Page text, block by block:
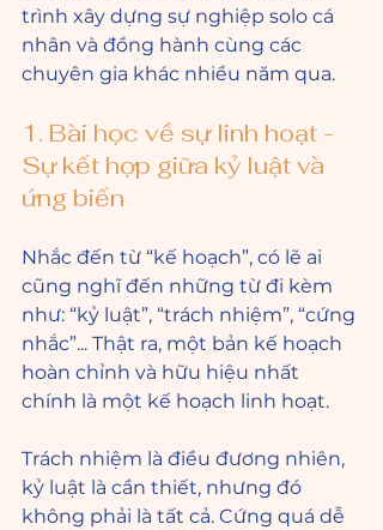
trình xây dựng sự nghiệp solo cá
nhân và đồng hành cùng các
chuyên gia khác nhiều năm qua.
1. Bài học về sự linh hoạt -
Sự kết hợp giữa kỷ luật và
ứng biến
Nhắc đến từ “kế hoạch”, có lẽ ai
cũng nghĩ đến những từ đi kèm
như: “kỷ luật”, “trách nhiệm”, “cứng
nhắc”... Thật ra, một bản kế hoạch
hoàn chỉnh và hữu hiệu nhất
chính là một kế hoạch linh hoạt.
Trách nhiệm là điều đương nhiên,
kỷ luật là cần thiết, nhưng đó
không phải là tất cả. Cứng quá dễ